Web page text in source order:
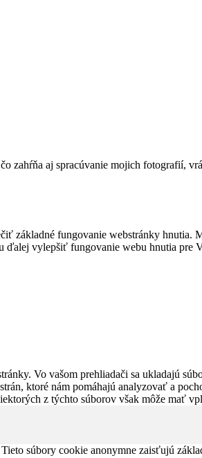
zahŕňa aj spracúvanie mojich fotografií,
základné fungovanie webstránky
vylepšiť fungovanie webu hnutia pre
Vo vašom prehliadači sa ukladajú
ktoré nám pomáhajú analyzovať a
z týchto súborov však môže mať
súbory cookie anonymne zaisťujú